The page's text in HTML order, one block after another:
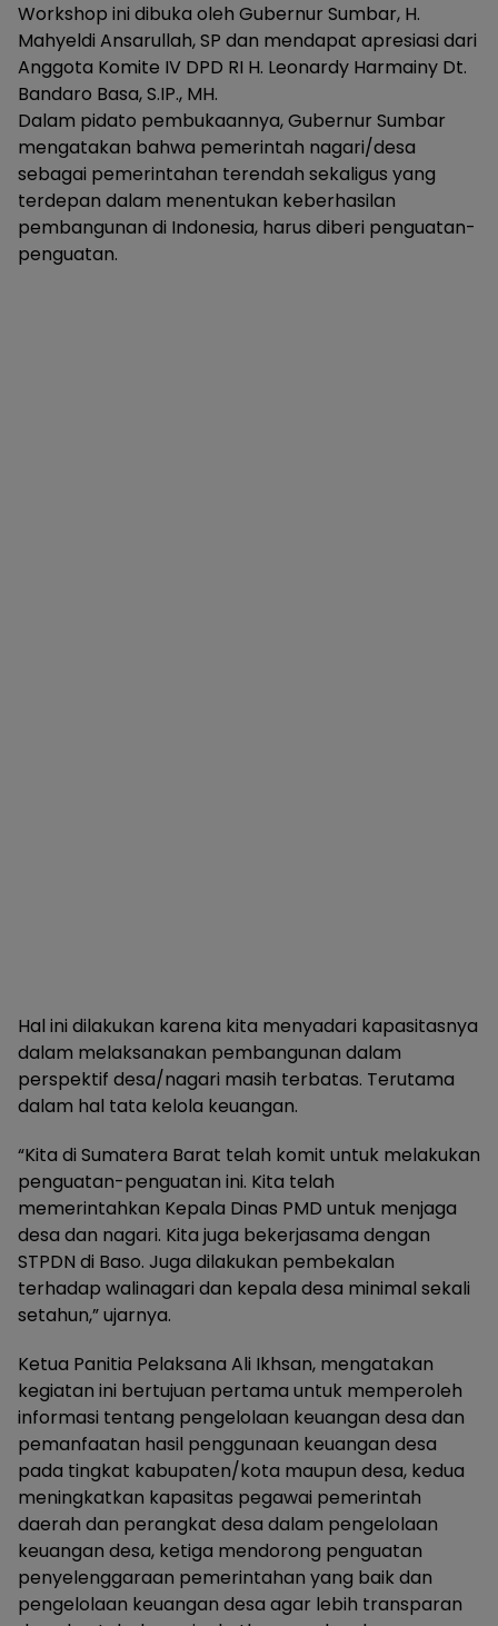
Workshop ini dibuka oleh Gubernur Sumbar, H.
Mahyeldi Ansarullah, SP dan mendapat apresiasi dari
Anggota Komite IV DPD RI H. Leonardy Harmainy Dt.
Bandaro Basa, S.IP., MH.
Dalam pidato pembukaannya, Gubernur Sumbar
mengatakan bahwa pemerintah nagari/desa
sebagai pemerintahan terendah sekaligus yang
terdepan dalam menentukan keberhasilan
pembangunan di Indonesia, harus diberi penguatan-
penguatan.
Hal ini dilakukan karena kita menyadari kapasitasnya
dalam melaksanakan pembangunan dalam
perspektif desa/nagari masih terbatas. Terutama
dalam hal tata kelola keuangan.
“Kita di Sumatera Barat telah komit untuk melakukan
penguatan-penguatan ini. Kita telah
memerintahkan Kepala Dinas PMD untuk menjaga
desa dan nagari. Kita juga bekerjasama dengan
STPDN di Baso. Juga dilakukan pembekalan
terhadap walinagari dan kepala desa minimal sekali
setahun,” ujarnya.
Ketua Panitia Pelaksana Ali Ikhsan, mengatakan
kegiatan ini bertujuan pertama untuk memperoleh
informasi tentang pengelolaan keuangan desa dan
pemanfaatan hasil penggunaan keuangan desa
pada tingkat kabupaten/kota maupun desa, kedua
meningkatkan kapasitas pegawai pemerintah
daerah dan perangkat desa dalam pengelolaan
keuangan desa, ketiga mendorong penguatan
penyelenggaraan pemerintahan yang baik dan
pengelolaan keuangan desa agar lebih transparan